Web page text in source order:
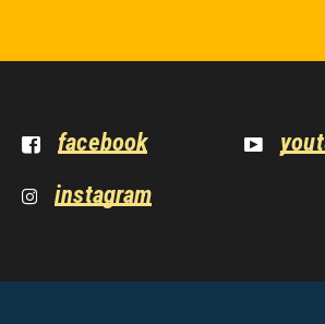
facebook
instagram